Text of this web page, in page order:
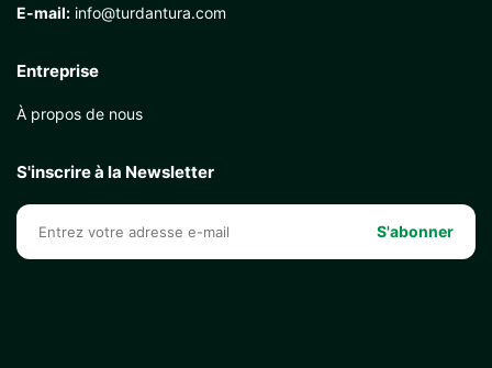
E-mail: info@turdantura.com
Entreprise
À propos de nous
S'inscrire à la Newsletter
S'abonner